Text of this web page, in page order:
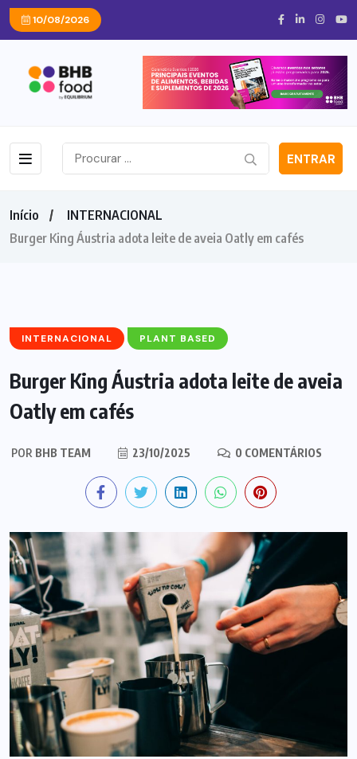
10/08/2026
ENTRAR
Início
INTERNACIONAL
Burger King Áustria adota leite de aveia Oatly em cafés
INTERNACIONAL PLANT BASED
Burger King Áustria adota leite de aveia
Oatly em cafés
POR BHB TEAM 23/10/2025 0 COMENTÁRIOS